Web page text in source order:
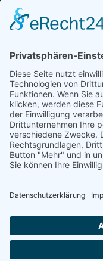
Nutzen Sie
50.000
beraten Sie
individuelles
SCHREIBEN
© 2026